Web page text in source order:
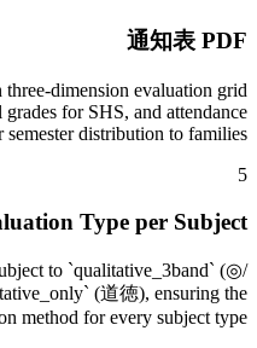
通知表 PDF
dimension evaluation grid
for SHS, and attendance
distribution to families.
5
Type per Subject
to `qualitative_3band` (◎/
(道徳), ensuring the
method for every subject type.